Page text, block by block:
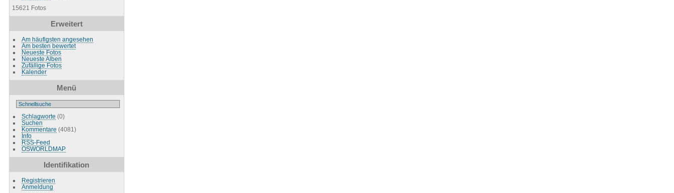
15621 Fotos
Erweitert
Am häufigsten angesehen
Am besten bewertet
Neueste Fotos
Neueste Alben
Zufällige Fotos
Kalender
Menü
Schlagworte (0)
Suchen
Kommentare (4081)
Info
RSS-Feed
OSWORLDMAP
Identifikation
Registrieren
Anmeldung